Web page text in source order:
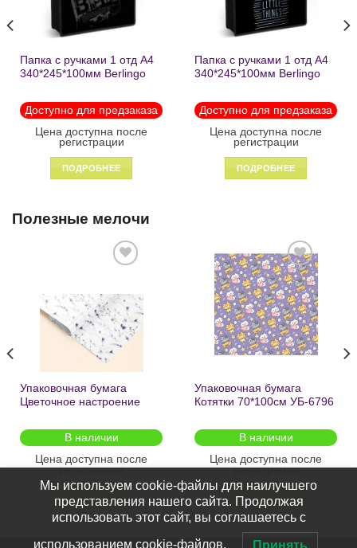
Папка с ручками 1 отд А4
340*245*100мм Berlingo
молнии1246
Доступно для предзаказа
Цена доступна после
регистрации
ПОДРОБНЕЕ
Папка с ручками 1 отд А4
340*245*100мм Berlingo
пластик на молнии 1215
Доступно для предзаказа
Цена доступна после
регистрации
ПОДРОБНЕЕ
Полезные мелочи
желаний
Упаковочная бумага
Цветочное настроение
2шт/
В наличии
Цена доступна после
регистрации
Добавить
в список
желаний
Упаковочная бумага
Котятки 70*100см УБ-6796
В наличии
Цена доступна после
регистрации
ПОДРОБНЕЕ
Мы используем cookie-файлы для наилучшего
представления нашего сайта. Продолжая
использовать этот сайт, вы соглашаетесь с
использованием cookie-файлов. Принять